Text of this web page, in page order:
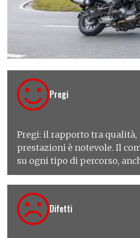
€ 5.990
Pregi
Pregi: il rapporto tra qualità,
prestazioni è notevole. Il
su ogni tipo di percorso,
Difetti